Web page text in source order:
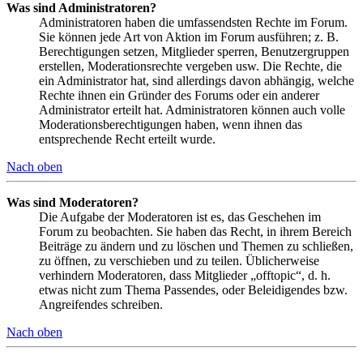
Was sind Administratoren?
Administratoren haben die umfassendsten Rechte im Forum.
Sie können jede Art von Aktion im Forum ausführen; z. B.
Berechtigungen setzen, Mitglieder sperren, Benutzergruppen
erstellen, Moderationsrechte vergeben usw. Die Rechte, die
ein Administrator hat, sind allerdings davon abhängig, welche
Rechte ihnen ein Gründer des Forums oder ein anderer
Administrator erteilt hat. Administratoren können auch volle
Moderationsberechtigungen haben, wenn ihnen das
entsprechende Recht erteilt wurde.
Nach oben
Was sind Moderatoren?
Die Aufgabe der Moderatoren ist es, das Geschehen im
Forum zu beobachten. Sie haben das Recht, in ihrem Bereich
Beiträge zu ändern und zu löschen und Themen zu schließen,
zu öffnen, zu verschieben und zu teilen. Üblicherweise
verhindern Moderatoren, dass Mitglieder „offtopic“, d. h.
etwas nicht zum Thema Passendes, oder Beleidigendes bzw.
Angreifendes schreiben.
Nach oben